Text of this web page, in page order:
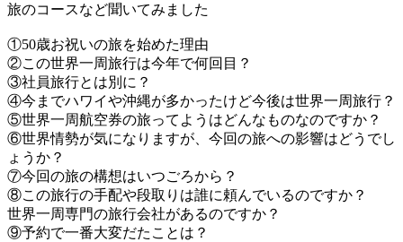
旅のコースなど聞いてみました
①50歳お祝いの旅を始めた理由
②この世界一周旅行は今年で何回目？
③社員旅行とは別に？
④今までハワイや沖縄が多かったけど今後は世界一周旅行？
⑤世界一周航空券の旅ってようはどんなものなのですか？
⑥世界情勢が気になりますが、今回の旅への影響はどうでし
ょうか？
⑦今回の旅の構想はいつごろから？
⑧この旅行の手配や段取りは誰に頼んでいるのですか？
世界一周専門の旅行会社があるのですか？
⑨予約で一番大変だたことは？